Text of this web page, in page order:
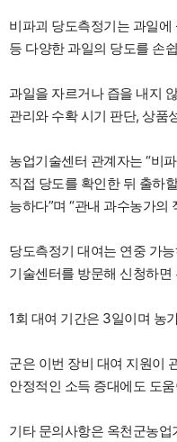
비파괴 당도측정기는 과일
등 다양한 과일의 당도를 손
과일을 자르거나 즙을 내지
관리와 수확 시기 판단, 상품
농업기술센터 관계자는 “비
직접 당도를 확인한 뒤 출하
능하다”며 “관내 과수농가의
당도측정기 대여는 연중 가
기술센터를 방문해 신청하면
1회 대여 기간은 3일이며 농
군은 이번 장비 대여 지원이
안정적인 소득 증대에도 도
기타 문의사항은 옥천군농